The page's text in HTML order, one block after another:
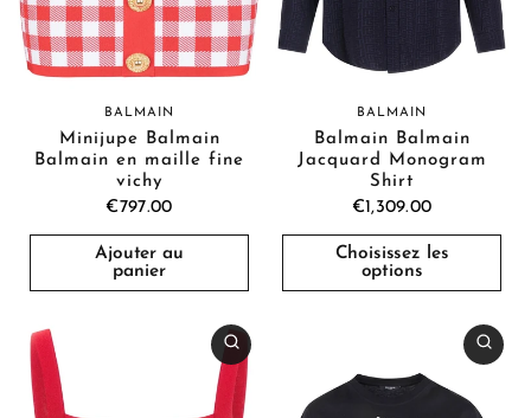
BALMAIN
Minijupe Balmain
Balmain en maille fine
vichy
€797.00
Ajouter au
panier
BALMAIN
Balmain Balmain
Jacquard Monogram
Shirt
€1,309.00
Choisissez les
options